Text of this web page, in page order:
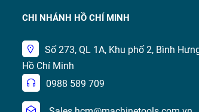
CHI NHÁNH HỒ CHÍ MINH
Số 273, QL 1A, Khu phố 2, Bình
Hồ Chí Minh
0988 589 709